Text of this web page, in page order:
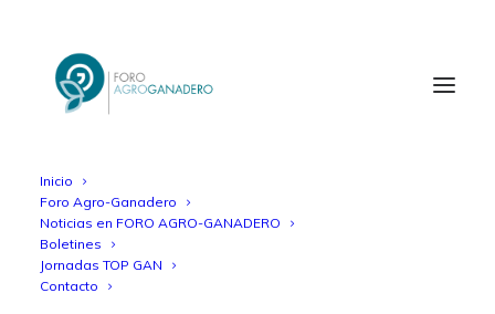
Inicio
Foro Agro-Ganadero
Noticias en FORO AGRO-GANADERO
Boletines
Jornadas TOP GAN
Contacto